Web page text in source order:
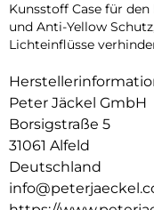
Kunsstoff Case für
und Anti-Yellow
Lichteinflüsse
Peter Jäckel GmbH
Borsigstraße 5
31061 Alfeld
Deutschland